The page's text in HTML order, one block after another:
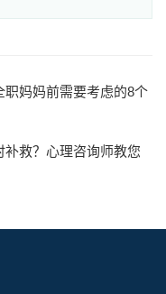
妈妈前需要考虑的8个
救？心理咨询师教您